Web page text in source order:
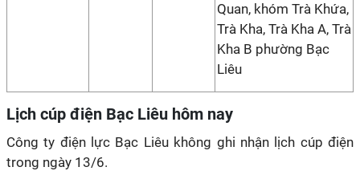
Quan, khóm Trà Khứa,
Trà Kha, Trà Kha A, Trà
Kha B phường Bạc
Liêu
Lịch cúp điện Bạc Liêu hôm nay
Công ty điện lực Bạc Liêu không ghi nhận lịch cúp điện
trong ngày 13/6.